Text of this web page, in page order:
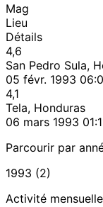
Mag
Lieu
Détails
4,6
San Pedro Sula,
05 févr. 1993
4,1
Tela, Honduras
06 mars 1993
Parcourir par
1993 (2)
Activité mensuelle